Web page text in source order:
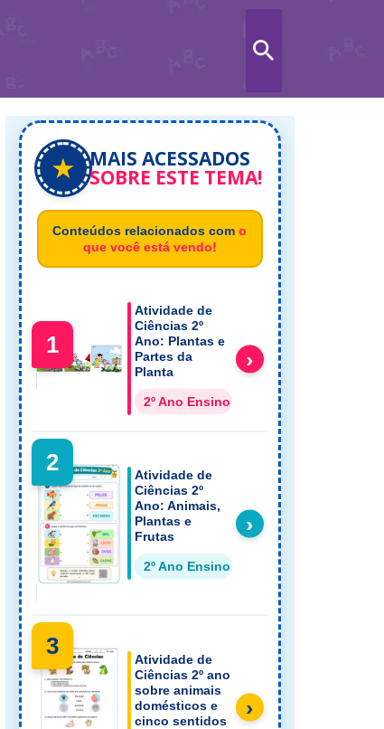
★ MAIS ACESSADOS
SOBRE ESTE TEMA!
Conteúdos relacionados com o
que você está vendo!
1
Atividade de
Ciências 2º
Ano: Plantas e
Partes da
Planta
2º Ano Ensino Fundamental
›
2
Atividade de
Ciências 2º
Ano: Animais,
Plantas e
Frutas
2º Ano Ensino Fundamental
›
3
Atividade de
Ciências 2º ano
sobre animais
domésticos e
cinco sentidos
›